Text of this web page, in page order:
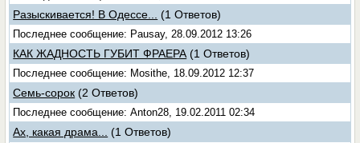
Разыскивается! В Одессе... (1 Ответов)
Последнее сообщение: Pausay, 28.09.2012 13:26
КАК ЖАДНОСТЬ ГУБИТ ФРАЕРА (1 Ответов)
Последнее сообщение: Mosithe, 18.09.2012 12:37
Семь-сорок (2 Ответов)
Последнее сообщение: Anton28, 19.02.2011 02:34
Ах, какая драма... (1 Ответов)